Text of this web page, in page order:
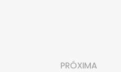
PRÓXIMA